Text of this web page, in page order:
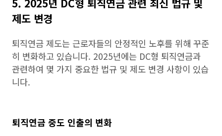
5. 2025년 DC형 퇴직연금 관련 최신 법규 및
제도 변경
퇴직연금 제도는 근로자들의 안정적인 노후를 위해 꾸준
히 변화하고 있습니다. 2025년에는 DC형 퇴직연금과
관련하여 몇 가지 중요한 법규 및 제도 변경 사항이 있습
니다.
퇴직연금 중도 인출의 변화